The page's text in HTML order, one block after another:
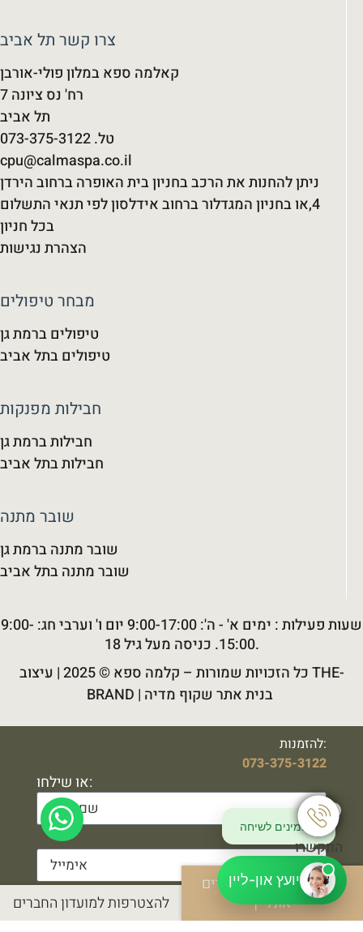
יועץ און-ליין
צרו קשר תל אביב
קאלמה ספא במלון פולי-אורבן
רח' נס ציונה 7
תל אביב
cpu@calmaspa.co.il
ניתן להחנות את הרכב בחניון בית האופרה ברחוב הירדן
4,או בחניון המגדלור ברחוב אידלסון לפי תנאי התשלום
בכל חניון
הצהרת נגישות
מבחר טיפולים
טיפולים ברמת גן
טיפולים בתל אביב
חבילות מפנקות
חבילות ברמת גן
חבילות בתל אביב
שובר מתנה
שובר מתנה ברמת גן
שובר מתנה בתל אביב
שעות פעילות : ימים א' - ה': 9:00-17:00 יום ו' וערבי חג: 9:00-
15:00. כניסה מעל גיל 18.
כל הזכויות שמורות – קלמה ספא© 2025 |
עיצוב THE-
BRAND |
התקשרו
להצטרפות למועדון החברים
להזמנה טיפולים ושוברים
אונליין
להזמנות:
073-375-3122
או שילחו:
💬 זמינים לשיחה
✕